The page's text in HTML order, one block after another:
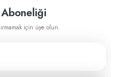
için üye olun.